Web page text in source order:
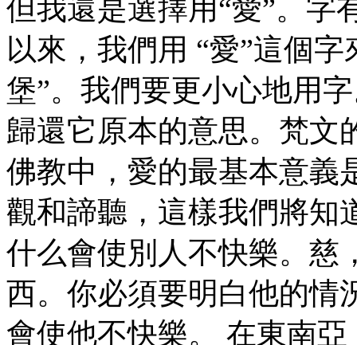
但我還是選擇用“愛”。字
以來，我們用 “愛”這個
堡”。我們要更小心地用
歸還它原本的意思。梵文
佛教中，愛的最基本意義
觀和諦聽，這樣我們將知
什么會使別人不快樂。慈
西。你必須要明白他的情
會使他不快樂。 在東南